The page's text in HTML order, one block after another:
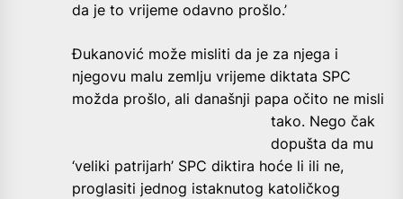
da je to vrijeme odavno prošlo.’
Đukanović može misliti da je za njega i
njegovu malu zemlju vrijeme diktata SPC
možda prošlo, ali današnji papa očito ne misli
tako. Nego čak
dopušta da mu
‘veliki patrijarh’ SPC diktira hoće li ili ne,
proglasiti jednog istaknutog katoličkog